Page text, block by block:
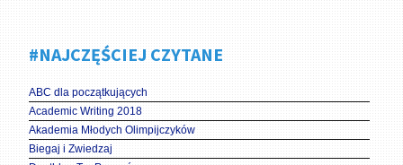
#NAJCZĘŚCIEJ CZYTANE
ABC dla początkujących
Academic Writing 2018
Akademia Młodych Olimpijczyków
Biegaj i Zwiedzaj